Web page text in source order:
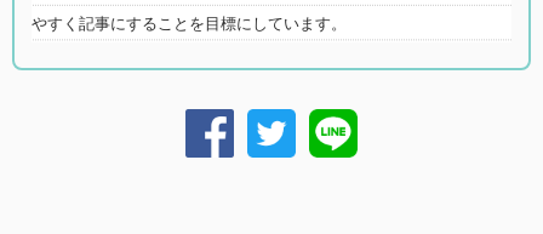
やすく記事にすることを目標にしています。